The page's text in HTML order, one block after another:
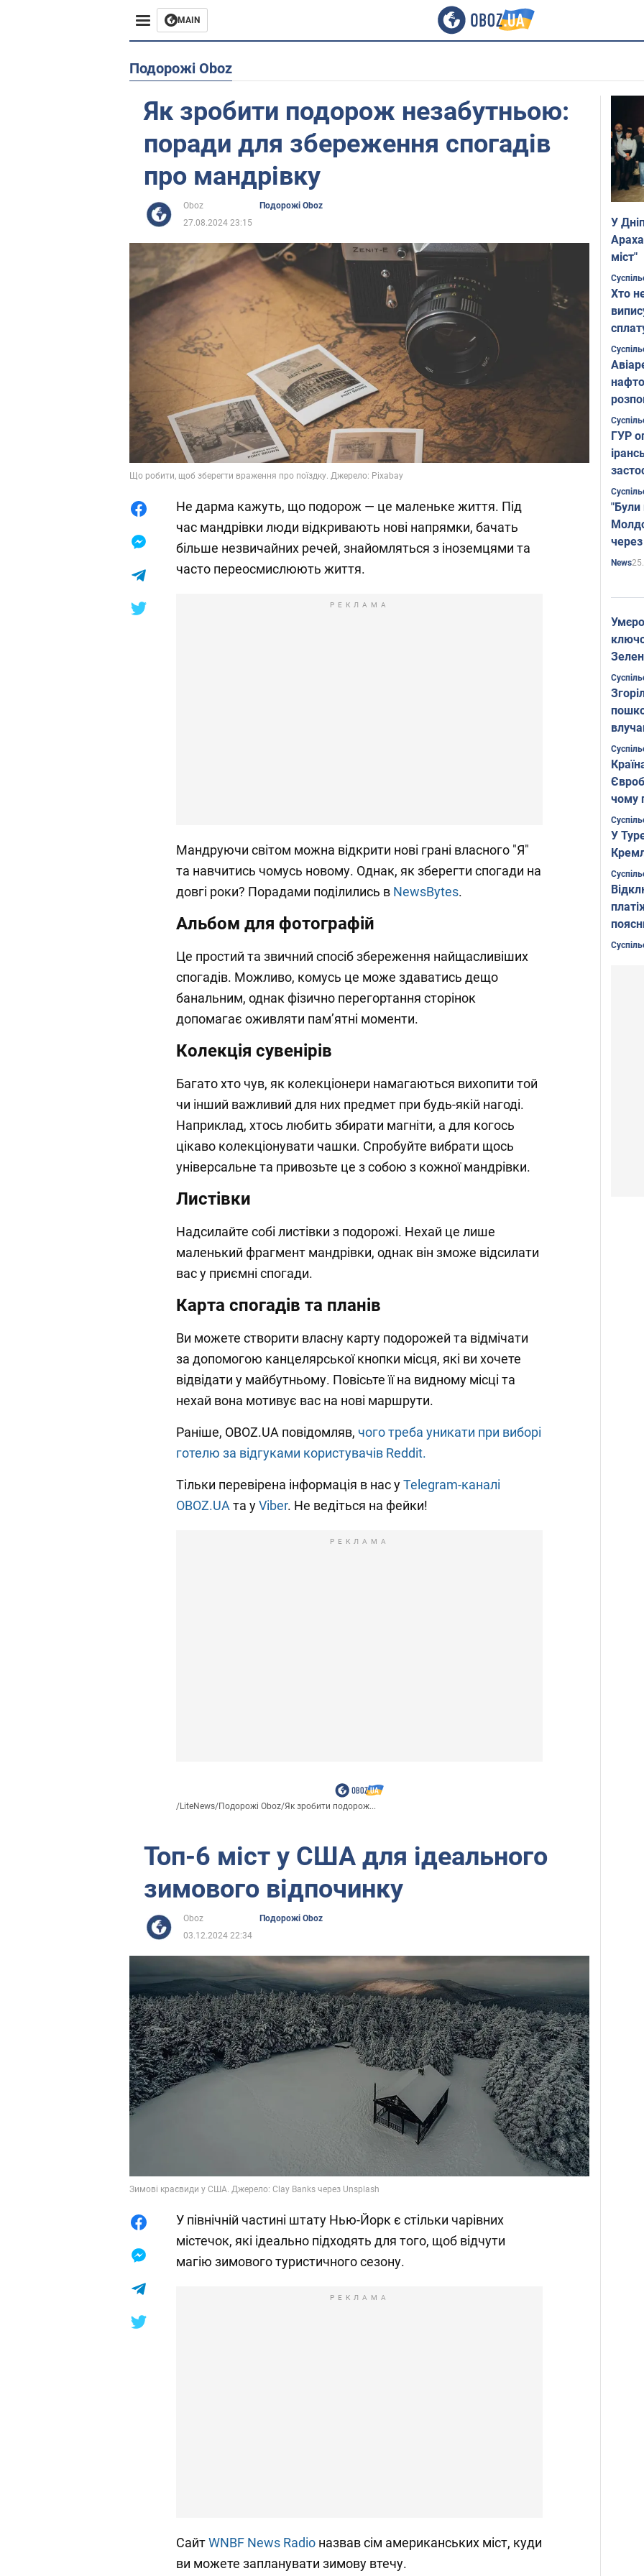
MAIN
Життя
Подорожі Oboz
Як зробити подорож незабутньою:
поради для збереження спогадів
про мандрівку
Oboz
Подорожі Oboz
27.08.2024 23:15
Що робити, щоб зберегти враження про поїздку. Джерело: Pixabay
Не дарма кажуть, що подорож — це маленьке життя. Під
час мандрівки люди відкривають нові напрямки, бачать
більше незвичайних речей, знайомляться з іноземцями та
часто переосмислюють життя.
РЕКЛАМА
Мандруючи світом можна відкрити нові грані власного "Я"
та навчитись чомусь новому. Однак, як зберегти спогади на
довгі роки? Порадами поділились в NewsBytes.
Альбом для фотографій
Це простий та звичний спосіб збереження найщасливіших
спогадів. Можливо, комусь це може здаватись дещо
банальним, однак фізично перегортання сторінок
допомагає оживляти пам’ятні моменти.
Колекція сувенірів
Багато хто чув, як колекціонери намагаються вихопити той
чи інший важливий для них предмет при будь-якій нагоді.
Наприклад, хтось любить збирати магніти, а для когось
цікаво колекціонувати чашки. Спробуйте вибрати щось
універсальне та привозьте це з собою з кожної мандрівки.
Листівки
Надсилайте собі листівки з подорожі. Нехай це лише
маленький фрагмент мандрівки, однак він зможе відсилати
вас у приємні спогади.
Карта спогадів та планів
Ви можете створити власну карту подорожей та відмічати
за допомогою канцелярської кнопки місця, які ви хочете
відвідати у майбутньому. Повісьте її на видному місці та
нехай вона мотивує вас на нові маршрути.
Раніше, OBOZ.UA повідомляв, чого треба уникати при виборі
готелю за відгуками користувачів Reddit.
Тільки перевірена інформація в нас уTelegram-каналі
OBOZ.UAта уViber. Не ведіться на фейки!
РЕКЛАМА
/LiteNews/Подорожі Oboz/Як зробити подорож...
Топ-6 міст у США для ідеального
зимового відпочинку
Oboz
Подорожі Oboz
03.12.2024 22:34
Зимові краєвиди у США. Джерело: Clay Banks через Unsplash
У північній частині штату Нью-Йорк є стільки чарівних
містечок, які ідеально підходять для того, щоб відчути
магію зимового туристичного сезону.
РЕКЛАМА
СайтWNBF News Radio назвав сім американських міст, куди
ви можете запланувати зимову втечу.
У
міст"
Хто
ГУР
"Були
News
Фото
чому
У